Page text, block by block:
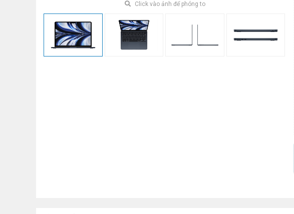
Click vào ảnh để phóng to